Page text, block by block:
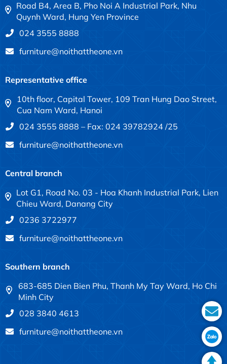
Road B4, Area B, Pho Noi A Industrial Park, Nhu
Quynh Ward, Hung Yen Province
024 3555 8888
furniture@noithattheone.vn
Representative office
10th floor, Capital Tower, 109 Tran Hung Dao Street,
Cua Nam Ward, Hanoi
024 3555 8888 – Fax: 024 39782924 /25
furniture@noithattheone.vn
Central branch
Lot G1, Road No. 03 - Hoa Khanh Industrial Park, Lien
Chieu Ward, Danang City
0236 3722977
furniture@noithattheone.vn
Southern branch
683-685 Dien Bien Phu, Thanh My Tay Ward, Ho Chi
Minh City
028 3840 4613
furniture@noithattheone.vn